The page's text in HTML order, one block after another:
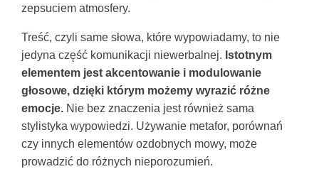
zepsuciem atmosfery.
Treść, czyli same słowa, które wypowiadamy, to nie
jedyna część komunikacji niewerbalnej. Istotnym
elementem jest akcentowanie i modulowanie
głosowe, dzięki którym możemy wyrazić różne
emocje. Nie bez znaczenia jest również sama
stylistyka wypowiedzi. Używanie metafor, porównań
czy innych elementów ozdobnych mowy, może
prowadzić do różnych nieporozumień.